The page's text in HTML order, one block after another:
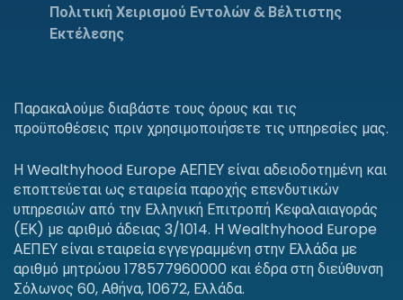
Πολιτική Χειρισμού Εντολών & Βέλτιστης
Εκτέλεσης
Παρακαλούμε διαβάστε τους όρους και τις
προϋποθέσεις πριν χρησιμοποιήσετε τις υπηρεσίες μας.
Η Wealthyhood Europe ΑΕΠΕΥ είναι αδειοδοτημένη και
εποπτεύεται ως εταιρεία παροχής επενδυτικών
υπηρεσιών από την Ελληνική Επιτροπή Κεφαλαιαγοράς
(ΕΚ) με αριθμό άδειας 3/1014. Η Wealthyhood Europe
ΑΕΠΕΥ είναι εταιρεία εγγεγραμμένη στην Ελλάδα με
αριθμό μητρώου 178577960000 και έδρα στη διεύθυνση
Σόλωνος 60, Αθήνα, 10672, Ελλάδα.